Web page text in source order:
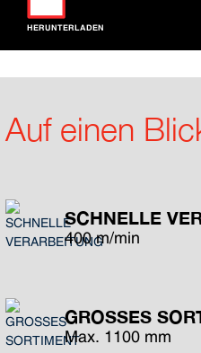
HERUNTERLADEN
Auf einen
SCHNELLE
400 m/min
GROSSES
Max. 1100 mm